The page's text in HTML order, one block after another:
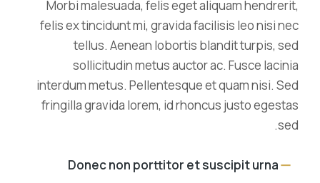
Morbi malesuada, felis eget aliquam hendrerit,
felis ex tincidunt mi, gravida facilisis leo nisi nec
tellus. Aenean lobortis blandit turpis, sed
sollicitudin metus auctor ac. Fusce lacinia
interdum metus. Pellentesque et quam nisi. Sed
fringilla gravida lorem, id rhoncus justo egestas
sed.
Donec non porttitor et suscipit urna